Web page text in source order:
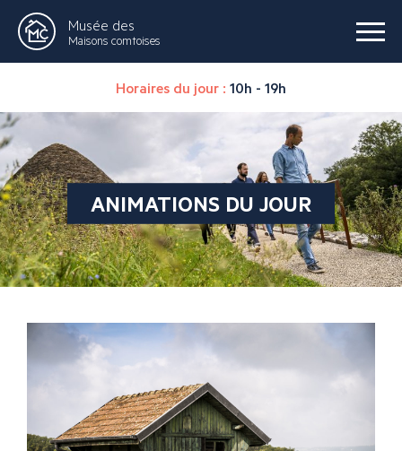
Musée des
Maisons comtoises
Horaires du jour : 10h - 19h
ANIMATIONS DU JOUR